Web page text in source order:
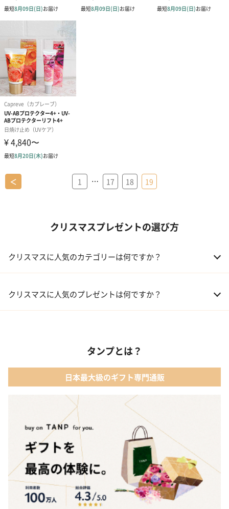
＜ 1 … 17 18 19
クリスマスプレゼントの選び方
クリスマスに人気のカテゴリーは何ですか？
02 ファッション小物
04 メイクアップ
05 入浴剤・バスケア
クリスマスに人気のプレゼントは何ですか？
03 【名入れギフト】フラワーティントリップ［日本限定ピンクゴ
ールドパッケージ］
04 FLOWERiUM®︎ Christmas toilette（フラワリウム クリスマス
05 2人のための体験カタログ FOR2ギフト（GREEN）
タンプとは？
日本最大級のギフト専門通販